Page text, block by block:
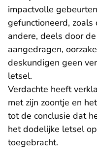
impactvolle
gefunctioneerd,
andere, deels door
aangedragen,
deskundigen geen
letsel.
Verdachte heeft
met zijn zoontje en
tot de conclusie dat
het dodelijke letsel
toegebracht.